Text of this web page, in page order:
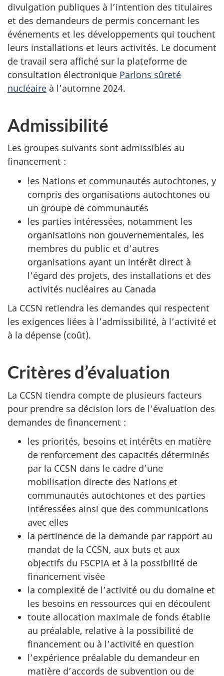
divulgation publiques à l’intention des titulaires
et des demandeurs de permis concernant les
événements et les développements qui touchent
leurs installations et leurs activités. Le document
de travail sera affiché sur la plateforme de
consultation électronique Parlons sûreté
nucléaire à l’automne 2024.
Admissibilité
Les groupes suivants sont admissibles au
financement :
les Nations et communautés autochtones, y
compris des organisations autochtones ou
un groupe de communautés
les parties intéressées, notamment les
organisations non gouvernementales, les
membres du public et d’autres
organisations ayant un intérêt direct à
l’égard des projets, des installations et des
activités nucléaires au Canada
La CCSN retiendra les demandes qui respectent
les exigences liées à l’admissibilité, à l’activité et
à la dépense (coût).
Critères d’évaluation
La CCSN tiendra compte de plusieurs facteurs
pour prendre sa décision lors de l’évaluation des
demandes de financement :
les priorités, besoins et intérêts en matière
de renforcement des capacités déterminés
par la CCSN dans le cadre d’une
mobilisation directe des Nations et
communautés autochtones et des parties
intéressées ainsi que des communications
avec elles
la pertinence de la demande par rapport au
mandat de la CCSN, aux buts et aux
objectifs du FSCPIA et à la possibilité de
financement visée
la complexité de l’activité ou du domaine et
les besoins en ressources qui en découlent
toute allocation maximale de fonds établie
au préalable, relative à la possibilité de
financement ou à l’activité en question
l’expérience préalable du demandeur en
matière d’accords de subvention ou de